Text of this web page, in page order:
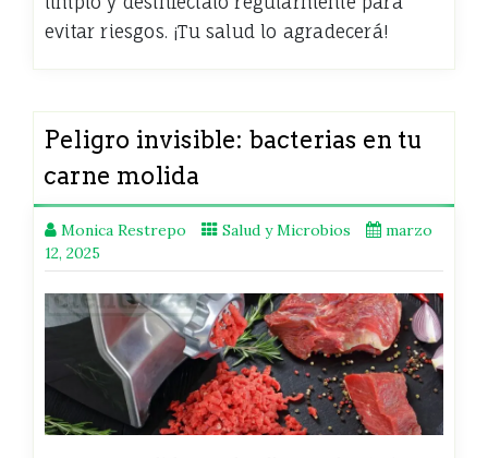
evitar riesgos. ¡Tu salud lo agradecerá!
Peligro invisible: bacterias en tu
carne molida
Monica Restrepo Salud y Microbios
marzo
12, 2025